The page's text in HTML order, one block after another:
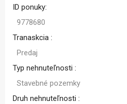
ID ponuky:
9778680
Tranaskcia :
Predaj
Typ nehnuteľnosti :
Stavebné pozemky
Druh nehnuteľnosti :